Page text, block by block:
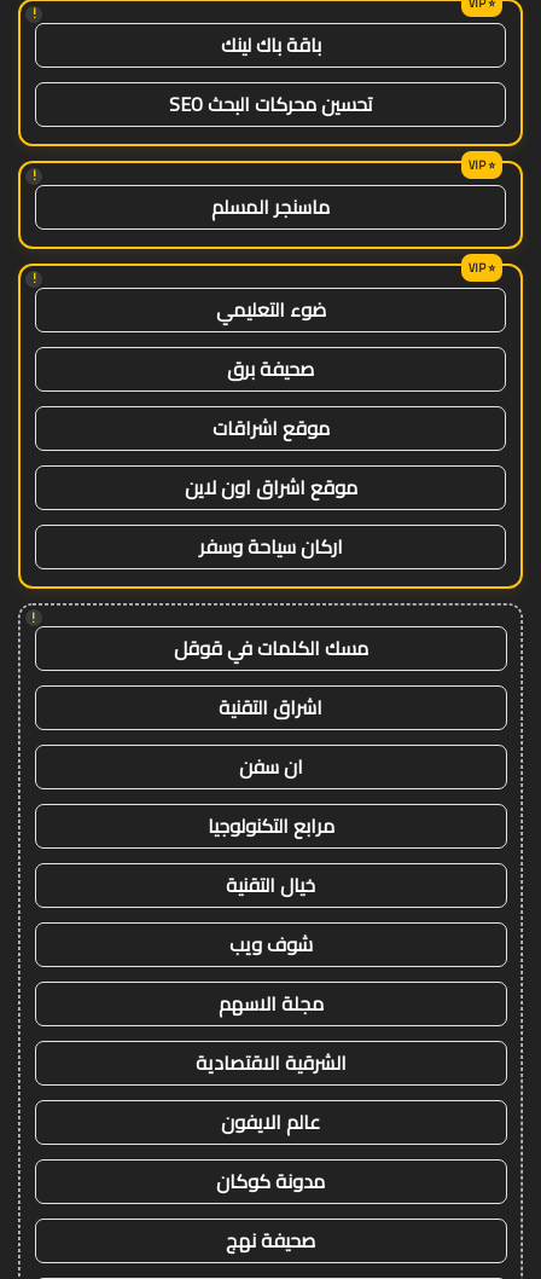
!
باقة باك لينك
تحسين محركات البحث SEO
!
ماسنجر المسلم
!
ضوء التعليمي
صحيفة برق
موقع اشراقات
موقع اشراق اون لاين
اركان سياحة وسفر
!
مسك الكلمات في قوقل
اشراق التقنية
ان سفن
مرابع التكنولوجيا
خيال التقنية
شوف ويب
مجلة الاسهم
الشرقية الاقتصادية
عالم الايفون
مدونة كوكان
صحيفة نهج